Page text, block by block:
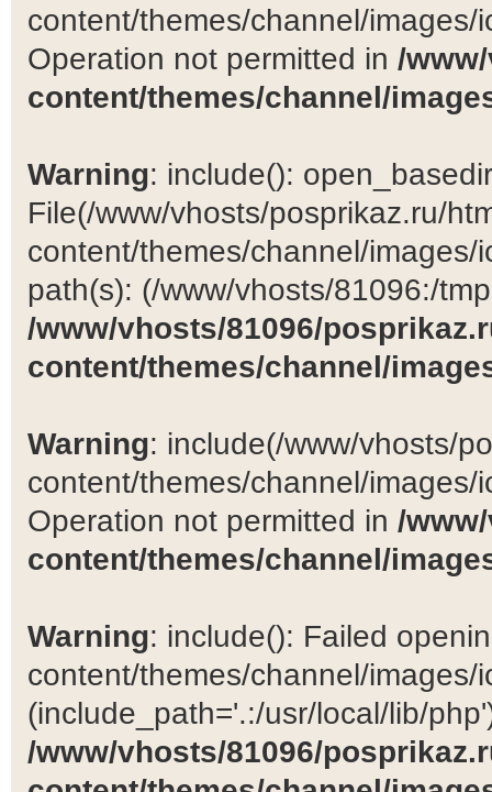
content/themes/channel/
Operation not permitted in /
content/themes/channel/
Warning: include():
File(/www/vhosts/posprikaz.ru/
content/themes/channel/
path(s): (/www/vhosts/81096:/
/www/vhosts/81096/
content/themes/channel/
Warning: include(/www/vhosts/
content/themes/channel/
Operation not permitted in /
content/themes/channel/
Warning: include(): Failed
content/themes/channel/images/
(include_path='.:/usr/local/lib/
/www/vhosts/81096/